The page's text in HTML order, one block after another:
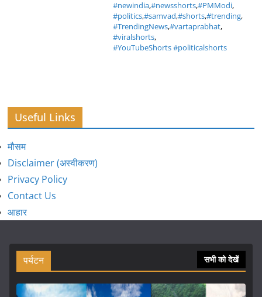
#newindia,#newsshorts,#PMModi,
#politics,#samvad,#shorts,#trending,
#TrendingNews,#vartaprabhat,
#viralshorts,
#YouTubeShorts #politicalshorts
Useful Links
मौसम
Disclaimer (अस्वीकरण)
Privacy Policy
Contact Us
आहार
पर्यटन सभी को देखें